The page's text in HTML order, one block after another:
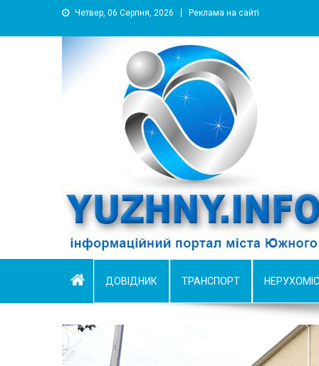
Четвер, 06 Серпня, 2026 Реклама на сайті
YUZHNY.INFO
информационный портал города Южный
ДОВІДНИК ТРАНСПОРТ